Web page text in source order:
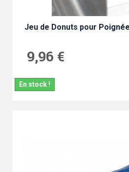
Jeu de Donuts pour
9,96 €
En stock !